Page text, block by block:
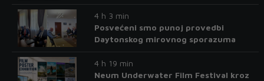
4 h 3 min
Posvećeni smo punoj provedbi
Daytonskog mirovnog sporazuma
4 h 19 min
Neum Underwater Film Festival kroz